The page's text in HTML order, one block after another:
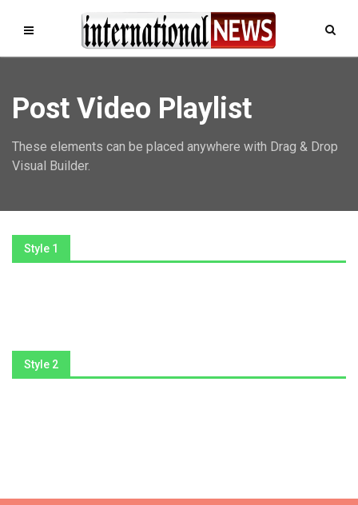
Post Video Playlist
These elements can be placed anywhere with Drag & Drop
Visual Builder.
Style 1
Style 2